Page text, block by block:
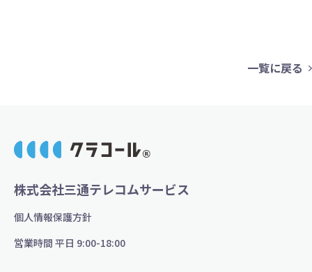
一覧に戻る
株式会社三通テレコムサービス
個人情報保護方針
営業時間 平日 9:00-18:00